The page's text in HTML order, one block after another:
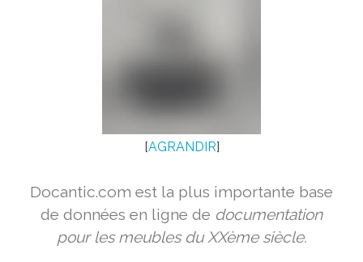
[AGRANDIR]
Docantic.com est la plus importante base
de données en ligne de documentation
pour les meubles du XXème siècle.